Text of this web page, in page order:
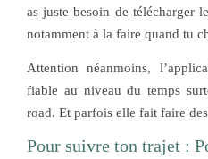
as juste besoin de télécharger
notamment à la faire quand tu
Attention néanmoins,
fiable au niveau du temps
road. Et parfois elle fait faire
Pour suivre ton trajet :